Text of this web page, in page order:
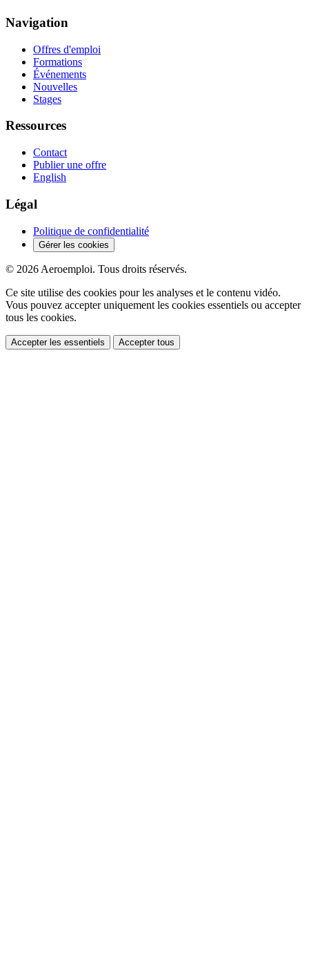
Navigation
Offres d'emploi
Formations
Événements
Nouvelles
Stages
Ressources
Contact
Publier une offre
English
Légal
Politique de confidentialité
Gérer les cookies
© 2026 Aeroemploi. Tous droits réservés.
Ce site utilise des cookies pour les analyses et le contenu vidéo.
Vous pouvez accepter uniquement les cookies essentiels ou accepter
tous les cookies.
Accepter les essentiels Accepter tous